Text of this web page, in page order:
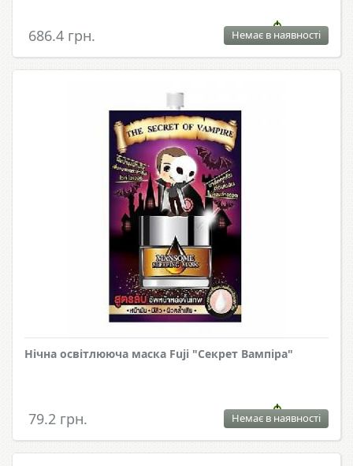
686.4 грн. Немає в наявності
Нічна освітлююча маска Fuji "Секрет Вампіра"
79.2 грн. Немає в наявності